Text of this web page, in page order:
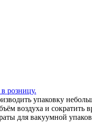
розницу.
упаковку
воздуха и сократить
для вакуумной